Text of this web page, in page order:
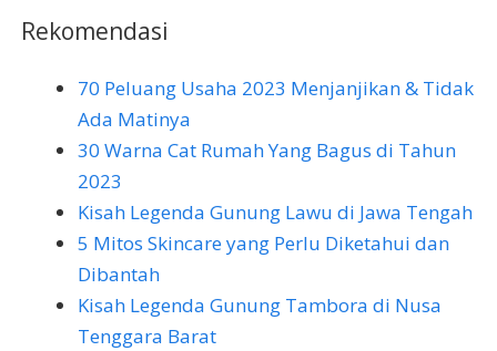
Rekomendasi
70 Peluang Usaha 2023 Menjanjikan & Tidak
Ada Matinya
30 Warna Cat Rumah Yang Bagus di Tahun
2023
Kisah Legenda Gunung Lawu di Jawa Tengah
5 Mitos Skincare yang Perlu Diketahui dan
Dibantah
Kisah Legenda Gunung Tambora di Nusa
Tenggara Barat